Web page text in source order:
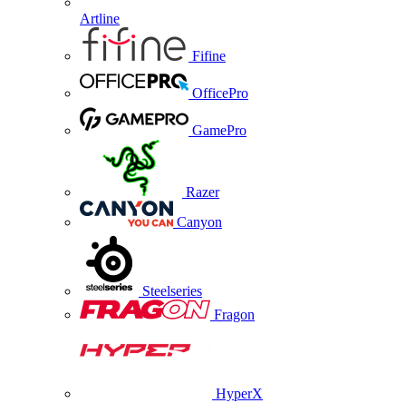
Artline
Fifine
OfficePro
GamePro
Razer
Canyon
Steelseries
Fragon
HyperX